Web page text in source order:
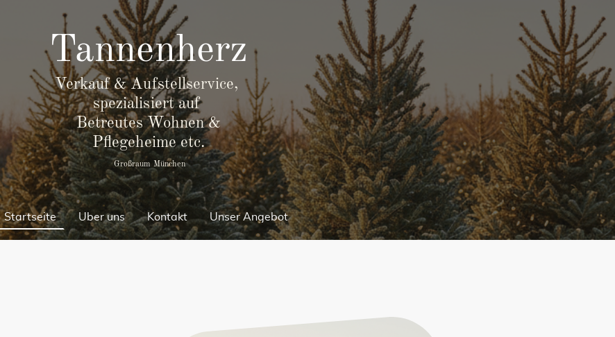
Tannenherz
Verkauf & Aufstellservice,
spezialisiert auf
Betreutes Wohnen &
Pflegeheime etc.
Großraum München
Startseite Über uns Kontakt Unser Angebot